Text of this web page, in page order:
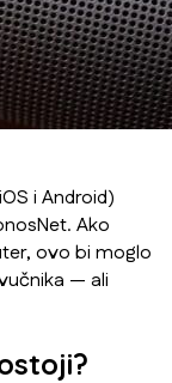
i Android)
Ako
ovo bi moglo
— ali